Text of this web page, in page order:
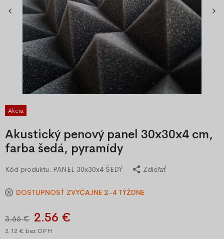
Akcia
Akustický penový panel 30x30x4 cm,
farba šedá, pyramídy
Kód produktu: PANEL 30x30x4 ŠEDÝ Zdieľať
DOSTUPNOSŤ ZVYČAJNE 2–4 TÝŽDNE
3.66 € 2.56 €
2.12 € bez DPH